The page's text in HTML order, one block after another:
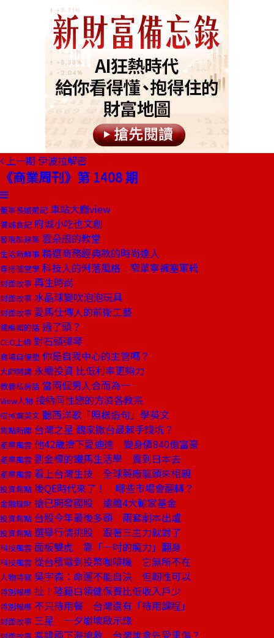
上一期 伊波拉解密
《商業周刊》第 1408 期
董事長嬉遊記 車站大廳view
饕姊食記 府城小吃也文創
發現酷建築 雲朵般的教堂
生活新鮮事 精選商務經典款的時尚達人
穿搭隨堂學 科技人的俐落風格 窄單寧褲塞軍靴
封面故事 再生時尚
封面故事 水晶球變吹泡泡玩具
封面故事 愛馬仕傳人的前衛工藝
總編輯的話 過了頭？
CEO上線 對石頭彈琴
商場自慢塾 你是自我中心的主管嗎？
大師開講 永續投資 比低利率更夠力
教養私房話 當兩個男人合而為一
View人物 接納同性戀的方濟各教宗
戒掉爛英文 聽西洋歌「照樣造句」學英文
焦點新聞 台灣之星 魏家撤台最棘手錢坑？
產業風雲 他42歲擠下愛迪達 變身價840億富豪
產業風雲 劉金標的鐵馬生活學 賣到日本去
產業風雲 看上台灣生技 全球藥廠龍頭來相親
投資焦點 後QE時代來了！ 哪些市場會翻轉？
金融理財 搶已開發國股 遠離4大輸家基金
投資焦點 台股今年最後多頭 兩套劇本出爐
投資焦點 選舉行情挑股 跟著三主力就對了
科技風雲 面板雙虎 靠「一吋的魔力」翻身
科技風雲 從台積電到投幣咖啡機 它無所不在
人物特寫 吳宇森：命運不能自決 但韌性可以
特別報導 扯！陸籍白領健保費比低收入戶少
特別報導 不只待用餐 台灣還有「待用課程」
封面故事 三星 一夕崩壞啟示錄
當韓國下海搶救 台灣誰會先受重傷？